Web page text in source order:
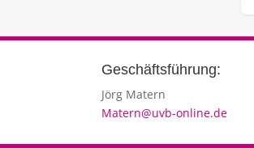
Geschäftsführung:
Jörg Matern
Matern@uvb-online.de